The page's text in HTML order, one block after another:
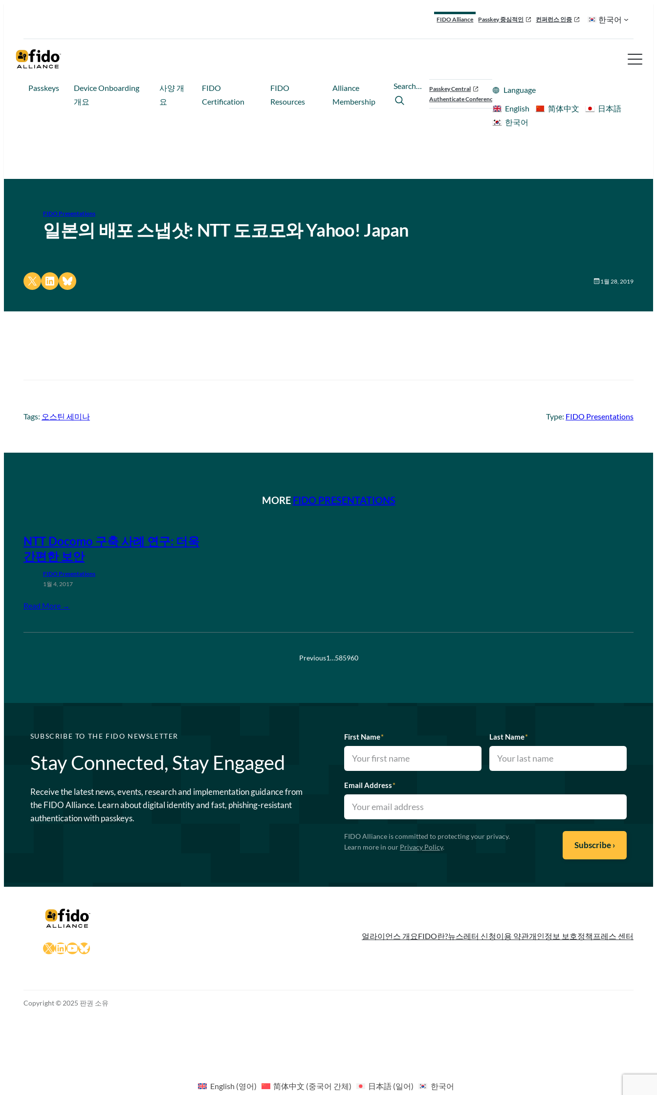
FIDO Alliance Passkey 중심적인 컨퍼런스 인증 한국어
Passkeys
Device Onboarding
개요
사양 개
요
FIDO
Certification
FIDO
Resources
Alliance
Membership
Search…
Passkey Central
Authenticate Conference
Language
English
简体中文
日本語
한국어
FIDO Presentations
일본의 배포 스냅샷: NTT 도코모와 Yahoo! Japan
Share on X Share on LinkedIn
Share on Bluesky 1월 28, 2019
Tags: 오스틴 세미나 Type: FIDO Presentations
MORE FIDO PRESENTATIONS
NTT Docomo 구축 사례 연구: 더욱
간편한 보안
FIDO Presentations
1월 4, 2017
Read More →
Previous1…585960
SUBSCRIBE TO THE FIDO NEWSLETTER
Stay Connected, Stay Engaged
Receive the latest news, events, research and implementation guidance from
the FIDO Alliance. Learn about digital identity and fast, phishing-resistant
authentication with passkeys.
First Name* Last Name*
Email Address*
FIDO Alliance is committed to protecting your privacy.
Learn more in our Privacy Policy.
X LinkedIn
YouTube
Bluesky
얼라이언스 개요FIDO란?뉴스레터 신청이용 약관개인정보 보호정책 프레스 센터
Copyright © 2025 판권 소유
English (영어) 简体中文 (중국어 간체) 日本語 (일어) 한국어